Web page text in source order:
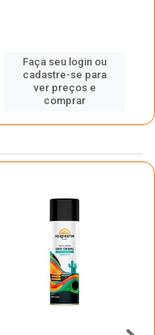
Faça seu login ou
cadastre-se para
ver preços e
comprar